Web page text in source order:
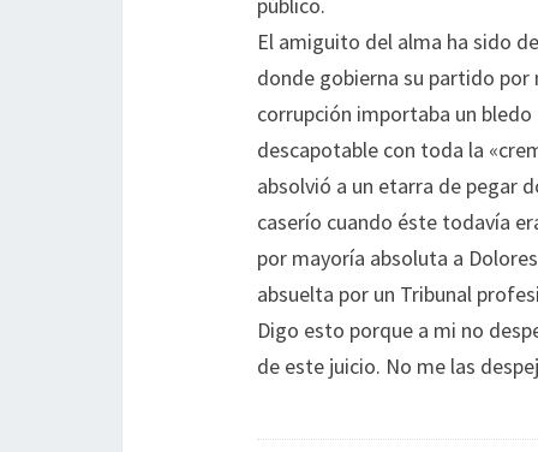
El amiguito del alma ha sido
donde gobierna su partido
corrupción importaba un
descapotable con toda la
absolvió a un etarra de pegar
caserío cuando éste todavía
por mayoría absoluta a
absuelta por un Tribunal
Digo esto porque a mi no
de este juicio. No me las